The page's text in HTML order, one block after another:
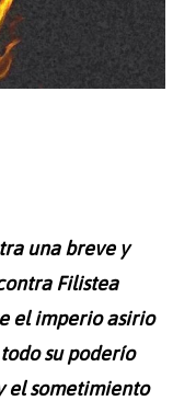
una breve y
Filistea
el imperio asirio
su poderío
el sometimiento